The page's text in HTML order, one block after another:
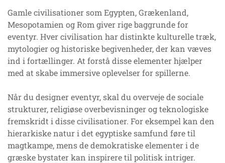
Gamle civilisationer som Egypten, Grækenland,
Mesopotamien og Rom giver rige baggrunde for
eventyr. Hver civilisation har distinkte kulturelle træk,
mytologier og historiske begivenheder, der kan væves
ind i fortællinger. At forstå disse elementer hjælper
med at skabe immersive oplevelser for spillerne.
Når du designer eventyr, skal du overveje de sociale
strukturer, religiøse overbevisninger og teknologiske
fremskridt i disse civilisationer. For eksempel kan den
hierarkiske natur i det egyptiske samfund føre til
magtkampe, mens de demokratiske elementer i de
græske bystater kan inspirere til politisk intriger.